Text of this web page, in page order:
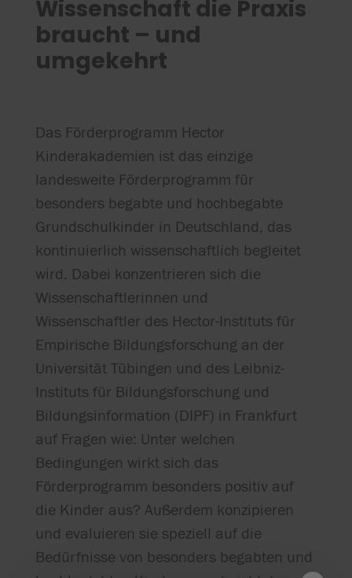
Wissenschaft die Praxis
braucht – und
umgekehrt
Das Förderprogramm Hector
Kinderakademien ist das einzige
landesweite Förderprogramm für
besonders begabte und hochbegabte
Grundschulkinder in Deutschland, das
kontinuierlich wissenschaftlich begleitet
wird. Dabei konzentrieren sich die
Wissenschaftlerinnen und
Wissenschaftler des Hector-Instituts für
Empirische Bildungsforschung an der
Universität Tübingen und des Leibniz-
Instituts für Bildungsforschung und
Bildungsinformation (DIPF) in Frankfurt
auf Fragen wie: Unter welchen
Bedingungen wirkt sich das
Förderprogramm besonders positiv auf
die Kinder aus? Außerdem konzipieren
und evaluieren sie speziell auf die
Bedürfnisse von besonders begabten und